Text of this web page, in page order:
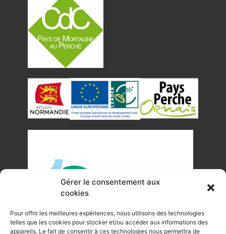
Gérer le consentement aux
cookies
Pour offrir les meilleures expériences, nous utilisons des technologies
telles que les cookies pour stocker et/ou accéder aux informations des
appareils. Le fait de consentir à ces technologies nous permettra de